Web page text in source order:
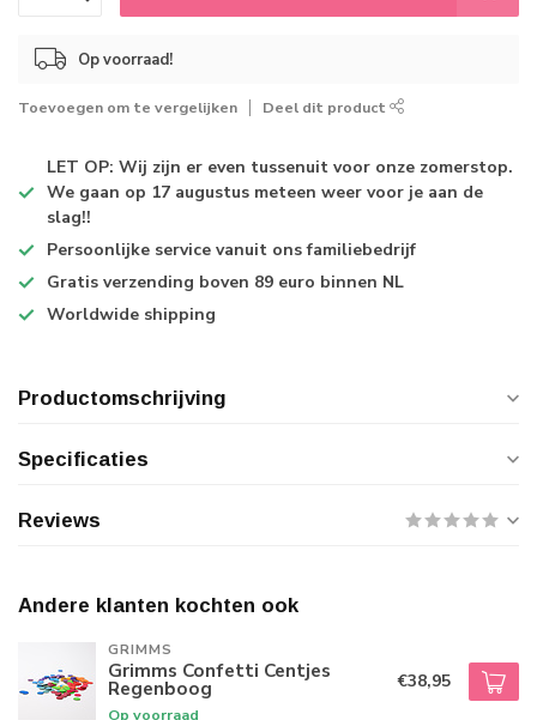
Op voorraad!
Toevoegen om te vergelijken Deel dit product
LET OP: Wij zijn er even tussenuit voor onze zomerstop.
We gaan op 17 augustus meteen weer voor je aan de
slag!!
Persoonlijke service vanuit ons familiebedrijf
Gratis verzending boven 89 euro binnen NL
Worldwide shipping
Productomschrijving
Specificaties
Reviews
Andere klanten kochten ook
GRIMMS
Grimms Confetti Centjes
Regenboog
Op voorraad
€38,95